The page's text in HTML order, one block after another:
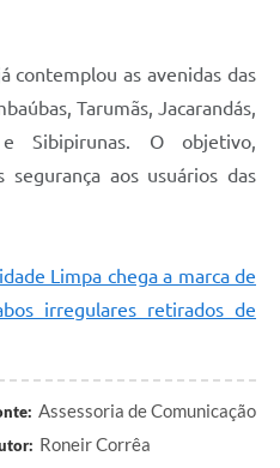
contemplou as avenidas das
Tarumãs, Jacarandás,
Sibipirunas. O objetivo,
aos usuários das
Limpa chega a marca de
irregulares retirados de
Assessoria de Comunicação
Roneir Corrêa